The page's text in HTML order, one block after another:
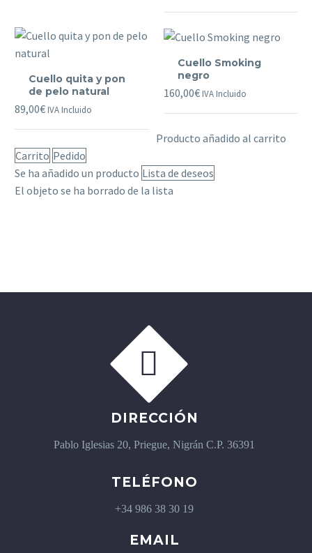
quita
y
pelo
natural
Cuello quita y pon
de pelo natural
89,00€ IVA Incluido
Smoking
negro
Cuello Smoking
negro
160,00€ IVA Incluido
Producto añadido al carrito
Carrito Pedido
Se ha añadido un producto Lista de deseos
El objeto se ha borrado de la lista


DIRECCIÓN
Pablo Iglesias 20, Priegue, Nigrán C.P. 36391
TELÉFONO
+34 986 38 30 19
EMAIL